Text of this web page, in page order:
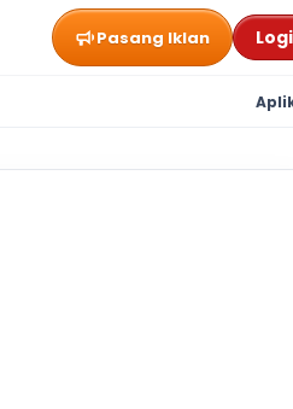
Pasang Iklan